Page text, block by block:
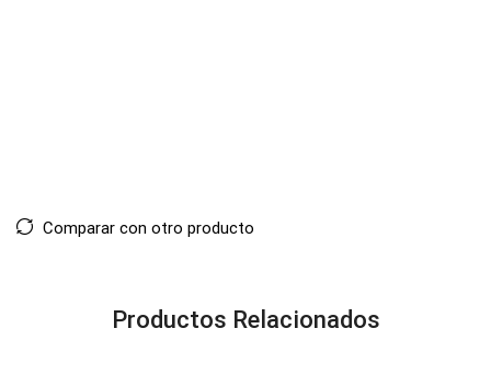
Comparar con otro producto
Productos Relacionados